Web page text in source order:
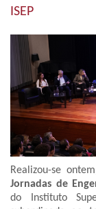
ISEP
Realizou-se
Jornadas de
do Instituto